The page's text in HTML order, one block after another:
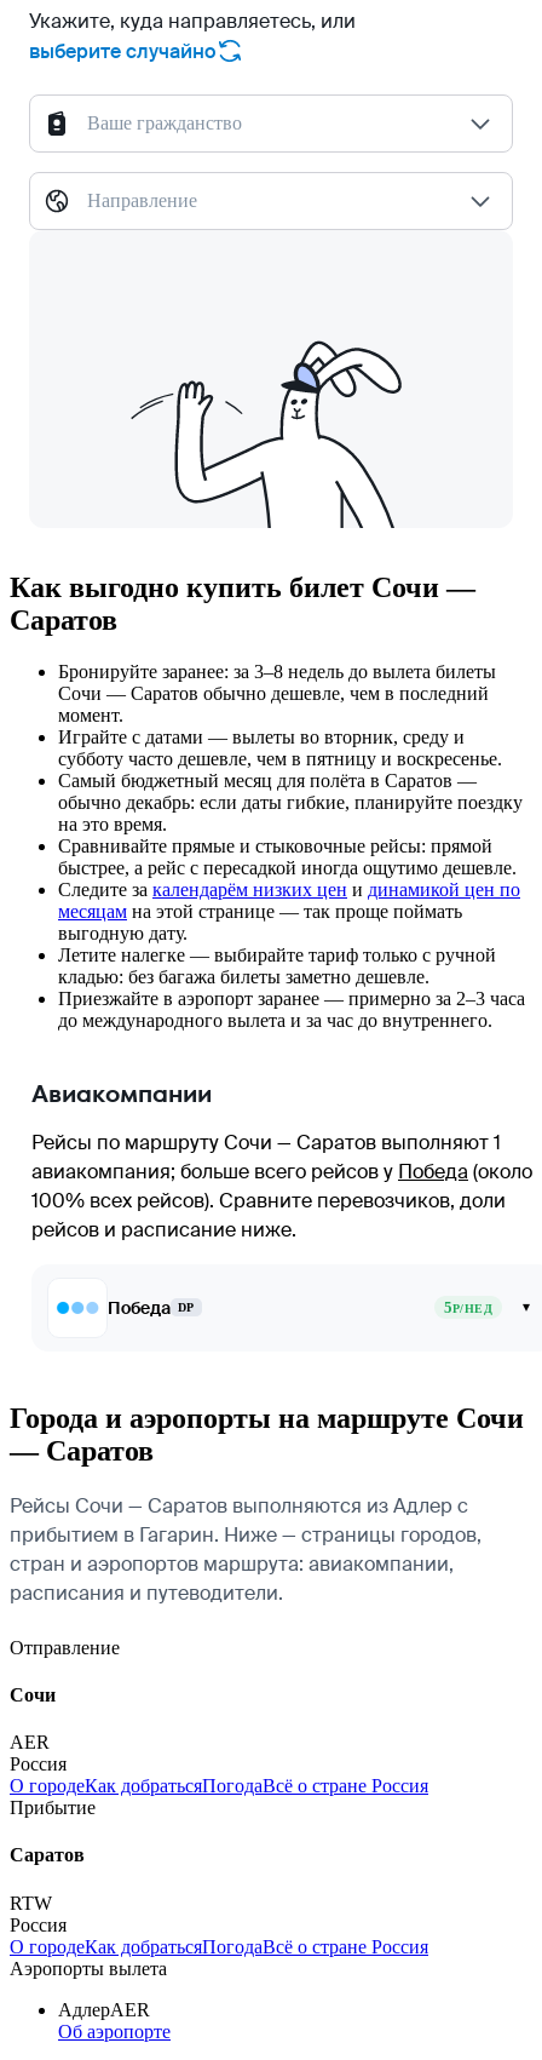
Укажите, куда направляетесь, или
выберите случайно
Ваше гражданство
Направление
Как выгодно купить билет Сочи —
Саратов
Бронируйте заранее: за 3–8 недель до вылета билеты
Сочи — Саратов обычно дешевле, чем в последний
момент.
Играйте с датами — вылеты во вторник, среду и
субботу часто дешевле, чем в пятницу и воскресенье.
Самый бюджетный месяц для полёта в Саратов —
обычно декабрь: если даты гибкие, планируйте поездку
на это время.
Сравнивайте прямые и стыковочные рейсы: прямой
быстрее, а рейс с пересадкой иногда ощутимо дешевле.
Следите за календарём низких цен и динамикой цен по
месяцам на этой странице — так проще поймать
выгодную дату.
Летите налегке — выбирайте тариф только с ручной
кладью: без багажа билеты заметно дешевле.
Приезжайте в аэропорт заранее — примерно за 2–3 часа
до международного вылета и за час до внутреннего.
Авиакомпании
Рейсы по маршруту Сочи — Саратов выполняют 1
авиакомпания; больше всего рейсов у Победа (около
100% всех рейсов). Сравните перевозчиков, доли
рейсов и расписание ниже.
Победа DP 5Р/НЕД ▾
Города и аэропорты на маршруте Сочи
— Саратов
Рейсы Сочи — Саратов выполняются из Адлер с
прибытием в Гагарин. Ниже — страницы городов,
стран и аэропортов маршрута: авиакомпании,
расписания и путеводители.
Отправление
Сочи
AER
Россия
О городеКак добратьсяПогодаВсё о стране Россия
Прибытие
Саратов
RTW
Россия
О городеКак добратьсяПогодаВсё о стране Россия
Аэропорты вылета
АдлерAER
Об аэропорте